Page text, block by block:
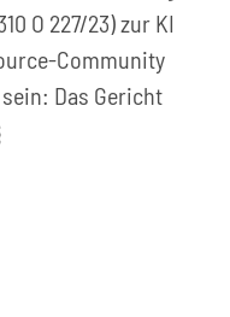
O 227/23) zur KI
Community
Das Gericht